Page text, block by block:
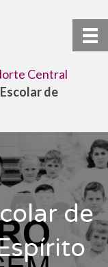
Central
de
de